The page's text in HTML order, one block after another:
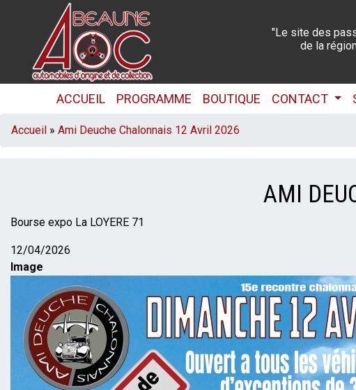
principal
"Le site des
de la
NAVIGATION
PRINCIPALE
ACCUEIL PROGRAMME BOUTIQUE CONTACT
FIL
Accueil Ami Deuche Chalonnais 12 Avril 2026
AMI
Description
Bourse expo La LOYERE 71
Date
12/04/2026
Image